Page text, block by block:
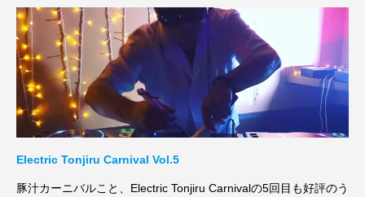
Electric Tonjiru Carnival Vol.5
豚汁カーニバルこと、Electric Tonjiru Carnivalの5回目も好評のう